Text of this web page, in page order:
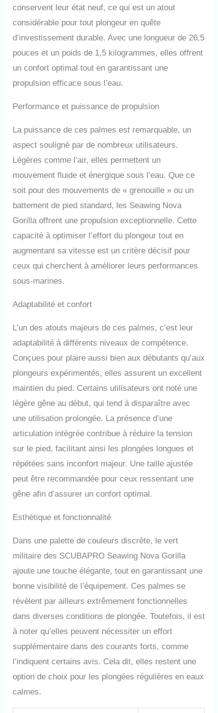
force avec laquelle vous
bien conçue avec des
coussinets antidérapants co-
en sécurité même sur les
ponts de bateau glissants ou
Soucieux d'innover
l'expérience de plongée,
équipements de haute qualité
style de vie des personnes
dont la passion se trouve sous
conservent leur état neuf, ce qui est un atout
considérable pour tout plongeur en quête
d’investissement durable. Avec une longueur de 26,5
pouces et un poids de 1,5 kilogrammes, elles offrent
un confort optimal tout en garantissant une
propulsion efficace sous l’eau.
Performance et puissance de propulsion
La puissance de ces palmes est remarquable, un
aspect souligné par de nombreux utilisateurs.
Légères comme l’air, elles permettent un
mouvement fluide et énergique sous l’eau. Que ce
soit pour des mouvements de « grenouille » ou un
battement de pied standard, les Seawing Nova
Gorilla offrent une propulsion exceptionnelle. Cette
capacité à optimiser l’effort du plongeur tout en
augmentant sa vitesse est un critère décisif pour
ceux qui cherchent à améliorer leurs performances
sous-marines.
Adaptabilité et confort
L’un des atouts majeurs de ces palmes, c’est leur
adaptabilité à différents niveaux de compétence.
Conçues pour plaire aussi bien aux débutants qu’aux
plongeurs expérimentés, elles assurent un excellent
maintien du pied. Certains utilisateurs ont noté une
légère gêne au début, qui tend à disparaître avec
une utilisation prolongée. La présence d’une
articulation intégrée contribue à réduire la tension
sur le pied, facilitant ainsi les plongées longues et
répétées sans inconfort majeur. Une taille ajustée
peut être recommandée pour ceux ressentant une
gêne afin d’assurer un confort optimal.
Esthétique et fonctionnalité
Dans une palette de couleurs discrète, le vert
militaire des SCUBAPRO Seawing Nova Gorilla
ajoute une touche élégante, tout en garantissant une
bonne visibilité de l’équipement. Ces palmes se
révèlent par ailleurs extrêmement fonctionnelles
dans diverses conditions de plongée. Toutefois, il est
à noter qu’elles peuvent nécessiter un effort
supplémentaire dans des courants forts, comme
l’indiquent certains avis. Cela dit, elles restent une
option de choix pour les plongées régulières en eaux
calmes.